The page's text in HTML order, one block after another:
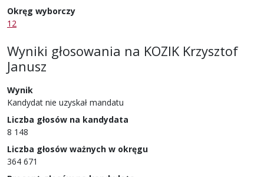
Okręg wyborczy
12
Wyniki głosowania na KOZIK Krzysztof
Janusz
Wynik
Kandydat nie uzyskał mandatu
Liczba głosów na kandydata
8 148
Liczba głosów ważnych w okręgu
364 671